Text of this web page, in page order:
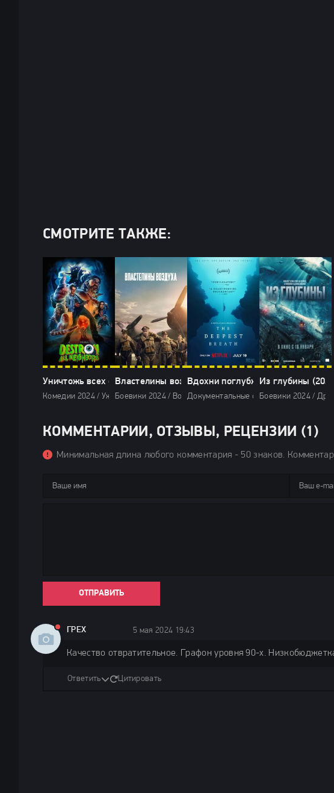
СМОТРИТЕ ТАКЖЕ:
Уничтожь всех соседей (2024)
Комедии 2024 / Ужасы 2024 / Зарубежные фильмы 2024 / Новинки кино 2024 /
Властелины воздуха (2024)
Боевики 2024 / Военные фильмы 2024 / Исторические
Вдохни поглубже (2024)
Документальные фильмы 2024 /
Из глубины (2024)
Боевики 2024 /
КОММЕНТАРИИ, ОТЗЫВЫ, РЕЦЕНЗИИ (1)
Минимальная длина любого комментария - 50 знаков.
ОТПРАВИТЬ
ГРЕХ 5 мая 2024 19:43
Качество отвратительное. Графон уровня 90-х.
Ответить Цитировать